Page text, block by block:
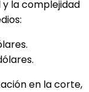
la complejidad
en la corte,